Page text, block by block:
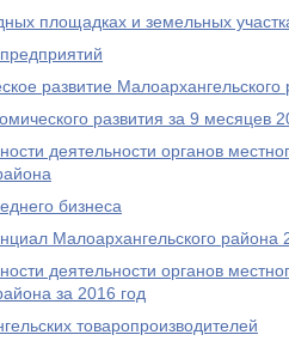
площадках и земельных
развитие Малоархангельского
развития за 9 месяцев
деятельности органов
бизнеса
Малоархангельского района
деятельности органов
за 2016 год
товаропроизводителей